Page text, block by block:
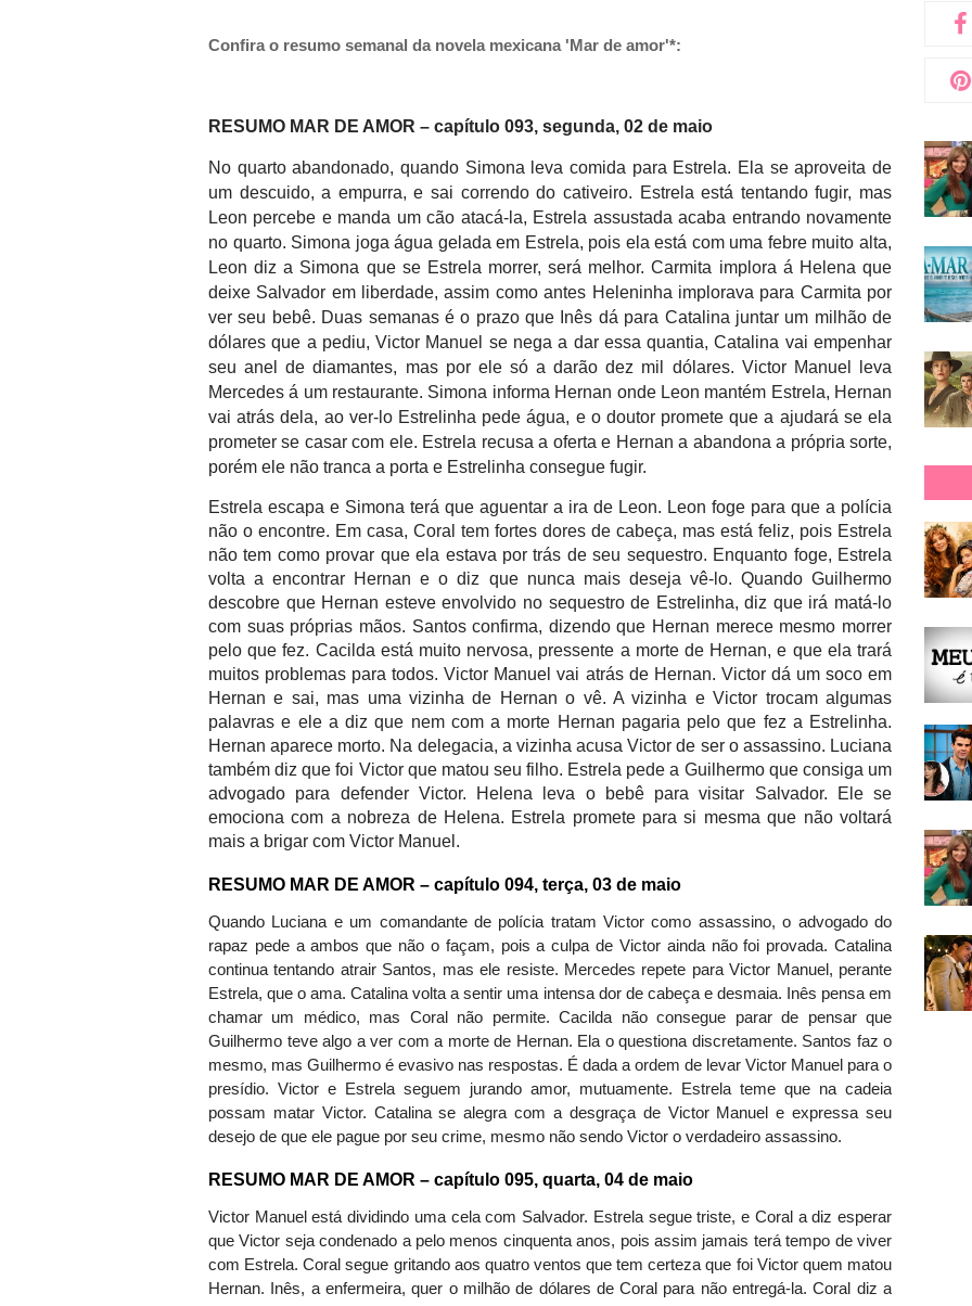
Confira o resumo semanal da novela mexicana 'Mar de amor'*:
RESUMO MAR DE AMOR – capítulo 093, segunda, 02 de maio
No quarto abandonado, quando Simona leva comida para Estrela. Ela se aproveita de
um descuido, a empurra, e sai correndo do cativeiro. Estrela está tentando fugir, mas
Leon percebe e manda um cão atacá-la, Estrela assustada acaba entrando novamente
no quarto. Simona joga água gelada em Estrela, pois ela está com uma febre muito alta,
Leon diz a Simona que se Estrela morrer, será melhor. Carmita implora á Helena que
deixe Salvador em liberdade, assim como antes Heleninha implorava para Carmita por
ver seu bebê. Duas semanas é o prazo que Inês dá para Catalina juntar um milhão de
dólares que a pediu, Victor Manuel se nega a dar essa quantia, Catalina vai empenhar
seu anel de diamantes, mas por ele só a darão dez mil dólares. Victor Manuel leva
Mercedes á um restaurante. Simona informa Hernan onde Leon mantém Estrela, Hernan
vai atrás dela, ao ver-lo Estrelinha pede água, e o doutor promete que a ajudará se ela
prometer se casar com ele. Estrela recusa a oferta e Hernan a abandona a própria sorte,
porém ele não tranca a porta e Estrelinha consegue fugir.
Estrela escapa e Simona terá que aguentar a ira de Leon. Leon foge para que a polícia
não o encontre. Em casa, Coral tem fortes dores de cabeça, mas está feliz, pois Estrela
não tem como provar que ela estava por trás de seu sequestro. Enquanto foge, Estrela
volta a encontrar Hernan e o diz que nunca mais deseja vê-lo. Quando Guilhermo
descobre que Hernan esteve envolvido no sequestro de Estrelinha, diz que irá matá-lo
com suas próprias mãos. Santos confirma, dizendo que Hernan merece mesmo morrer
pelo que fez. Cacilda está muito nervosa, pressente a morte de Hernan, e que ela trará
muitos problemas para todos. Victor Manuel vai atrás de Hernan. Victor dá um soco em
Hernan e sai, mas uma vizinha de Hernan o vê. A vizinha e Victor trocam algumas
palavras e ele a diz que nem com a morte Hernan pagaria pelo que fez a Estrelinha.
Hernan aparece morto. Na delegacia, a vizinha acusa Victor de ser o assassino. Luciana
também diz que foi Victor que matou seu filho. Estrela pede a Guilhermo que consiga um
advogado para defender Victor. Helena leva o bebê para visitar Salvador. Ele se
emociona com a nobreza de Helena. Estrela promete para si mesma que não voltará
mais a brigar com Victor Manuel.
RESUMO MAR DE AMOR – capítulo 094, terça, 03 de maio
Quando Luciana e um comandante de polícia tratam Victor como assassino, o advogado do
rapaz pede a ambos que não o façam, pois a culpa de Victor ainda não foi provada. Catalina
continua tentando atrair Santos, mas ele resiste. Mercedes repete para Victor Manuel, perante
Estrela, que o ama. Catalina volta a sentir uma intensa dor de cabeça e desmaia. Inês pensa em
chamar um médico, mas Coral não permite. Cacilda não consegue parar de pensar que
Guilhermo teve algo a ver com a morte de Hernan. Ela o questiona discretamente. Santos faz o
mesmo, mas Guilhermo é evasivo nas respostas. É dada a ordem de levar Victor Manuel para o
presídio. Victor e Estrela seguem jurando amor, mutuamente. Estrela teme que na cadeia
possam matar Victor. Catalina se alegra com a desgraça de Victor Manuel e expressa seu
desejo de que ele pague por seu crime, mesmo não sendo Victor o verdadeiro assassino.
RESUMO MAR DE AMOR – capítulo 095, quarta, 04 de maio
Victor Manuel está dividindo uma cela com Salvador. Estrela segue triste, e Coral a diz esperar
que Victor seja condenado a pelo menos cinquenta anos, pois assim jamais terá tempo de viver
com Estrela. Coral segue gritando aos quatro ventos que tem certeza que foi Victor quem matou
Hernan. Inês, a enfermeira, quer o milhão de dólares de Coral para não entregá-la. Coral diz a